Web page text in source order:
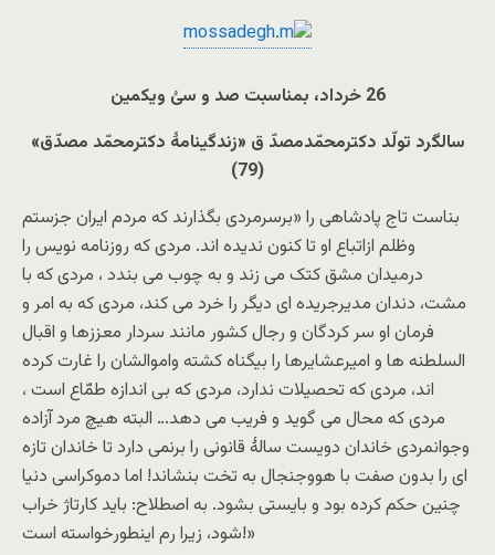
26 خرداد، بمناسبت صد و سیُ ویکمین
سالگرد تولّد دکترمحمّدمصدّ ق «زندگینامۀ دکترمحمّد مصدّق»
(79)‏
بناست تاج پادشاهی را «برسرمردی بگذارند که مردم ایران جزستم
وظلم ازاتباع او تا کنون ندیده اند. مردی که روزنامه نویس را
درمیدان مشق کتک می زند و به چوب می بندد ، مردی که با
مشت، دندان مدیرجریده ای دیگر را خرد می کند، مردی که به امر و
فرمان او سر کردگان و رجال کشور مانند سردار معززها و اقبال
السلطنه ها و امیرعشایرها را بیگناه کشته واموالشان را غارت کرده
اند، مردی که تحصیلات ندارد، مردی که بی اندازه طمّاع است ،
مردی که محال می گوید و فریب می دهد… البته هیچ مرد آزاده
وجوانمردی خاندان دویست سالۀ قانونی را برنمی دارد تا خاندان تازه
ای را بدون صفت با هووجنجال به تخت بنشاند! اما دموکراسی دنیا
چنین حکم کرده بود و بایستی بشود. به اصطلاح: باید کارتاژ خراب
شود، زیرا رم اینطورخواسته است!»